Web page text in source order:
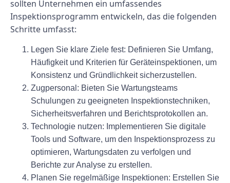
sollten Unternehmen ein umfassendes
Inspektionsprogramm entwickeln, das die folgenden
Schritte umfasst:
Legen Sie klare Ziele fest: Definieren Sie Umfang,
Häufigkeit und Kriterien für Geräteinspektionen, um
Konsistenz und Gründlichkeit sicherzustellen.
Zugpersonal: Bieten Sie Wartungsteams
Schulungen zu geeigneten Inspektionstechniken,
Sicherheitsverfahren und Berichtsprotokollen an.
Technologie nutzen: Implementieren Sie digitale
Tools und Software, um den Inspektionsprozess zu
optimieren, Wartungsdaten zu verfolgen und
Berichte zur Analyse zu erstellen.
Planen Sie regelmäßige Inspektionen: Erstellen Sie